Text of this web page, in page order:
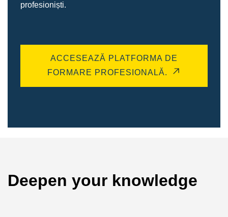
profesioniști.
ACCESEAZĂ PLATFORMA DE
FORMARE PROFESIONALĂ.
Deepen your knowledge